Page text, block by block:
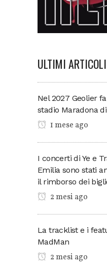
ULTIMI ARTICOLI
Nel 2027 Geolier
stadio Maradona
1 mese ago
I concerti di Ye e
Emilia sono stati
il rimborso dei
2 mesi ago
La tracklist e i
MadMan
2 mesi ago